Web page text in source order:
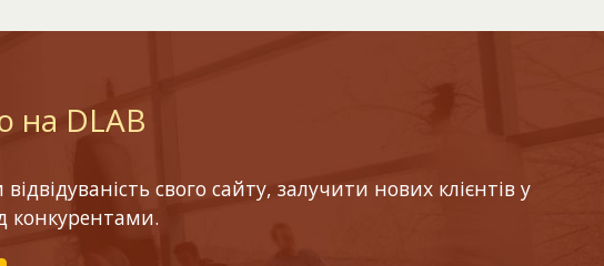
на DLAB
свого сайту, залучити нових клієнтів у
конкурентами.